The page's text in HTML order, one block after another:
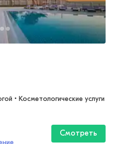
• Косметологические услуги
Смотреть